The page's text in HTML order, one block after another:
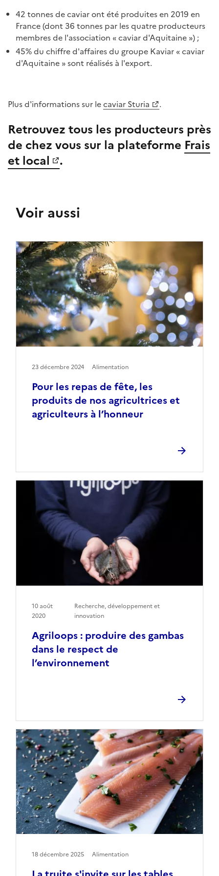
42 tonnes de caviar ont été produites en 2019 en
France (dont 36 tonnes par les quatre producteurs
membres de l'association « caviar d'Aquitaine ») ;
45% du chiffre d'affaires du groupe Kaviar « caviar
d'Aquitaine » sont réalisés à l'export.
Plus d'informations sur lecaviar Sturia .
Retrouvez tous les producteurs près
de chez vous sur la plateforme Frais
et local
.
Voir aussi
Pour les repas de fête, les
produits de nos agricultrices et
agriculteurs à l’honneur
23 décembre 2024 Alimentation
Agriloops : produire des gambas
dans le respect de
l’environnement
10 août
2020
Recherche, développement et
innovation
18 décembre 2025 Alimentation